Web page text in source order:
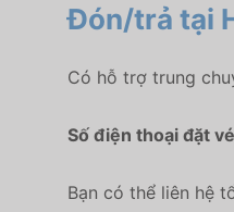
Đón/trả tại
Có hỗ trợ trung
Số điện thoại đặt
Bạn có thể liên hệ